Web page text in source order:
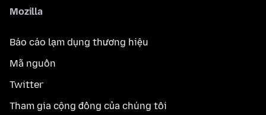
Mozilla
Báo cáo lạm dụng thương hiệu
Mã nguồn
Twitter
Tham gia cộng đồng của chúng tôi